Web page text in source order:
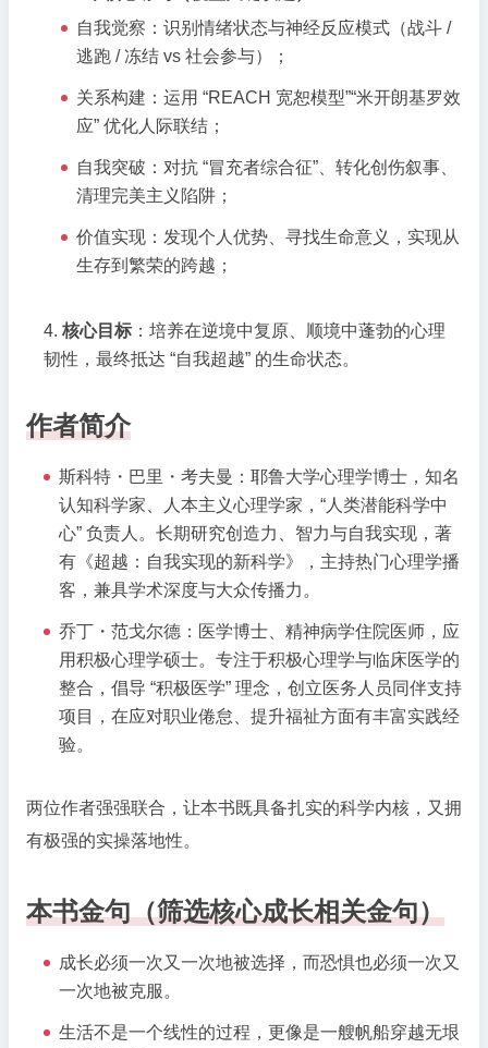
自我觉察：识别情绪状态与神经反应模式（战斗 /
逃跑 / 冻结 vs 社会参与）；
关系构建：运用 “REACH 宽恕模型”“米开朗基罗效
应” 优化人际联结；
自我突破：对抗 “冒充者综合征”、转化创伤叙事、
清理完美主义陷阱；
价值实现：发现个人优势、寻找生命意义，实现从
生存到繁荣的跨越；
核心目标 ：培养在逆境中复原、顺境中蓬勃的心理
韧性，最终抵达 “自我超越” 的生命状态。
作者简介
斯科特・巴里・考夫曼：耶鲁大学心理学博士，知名
认知科学家、人本主义心理学家，“人类潜能科学中
心” 负责人。长期研究创造力、智力与自我实现，著
有《超越：自我实现的新科学》，主持热门心理学播
客，兼具学术深度与大众传播力。
乔丁・范戈尔德：医学博士、精神病学住院医师，应
用积极心理学硕士。专注于积极心理学与临床医学的
整合，倡导 “积极医学” 理念，创立医务人员同伴支持
项目，在应对职业倦怠、提升福祉方面有丰富实践经
验。
两位作者强强联合，让本书既具备扎实的科学内核，又拥
有极强的实操落地性。
本书金句（筛选核心成长相关金句）
成长必须一次又一次地被选择，而恐惧也必须一次又
一次地被克服。
生活不是一个线性的过程，更像是一艘帆船穿越无垠